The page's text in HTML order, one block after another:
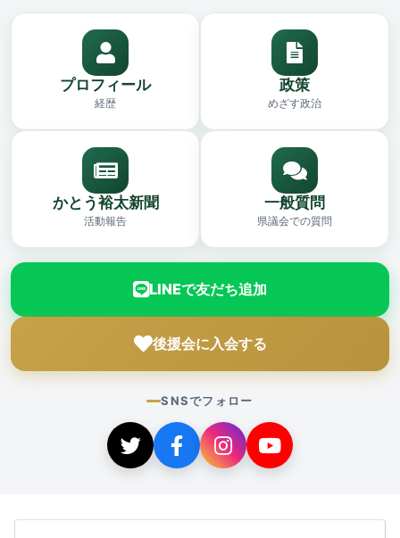
プロフィール
経歴
政策
めざす政治
かとう裕太新聞
活動報告
一般質問
県議会での質問
LINEで友だち追加
後援会に入会する
SNSでフォロー